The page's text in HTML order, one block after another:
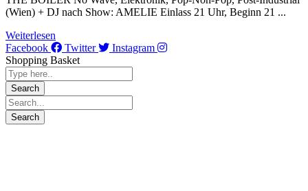
(Wien) + DJ nach Show: AMELIE Einlass 21 Uhr, Beginn 21 ...
Weiterlesen
Facebook
Twitter
Instagram
Shopping Basket